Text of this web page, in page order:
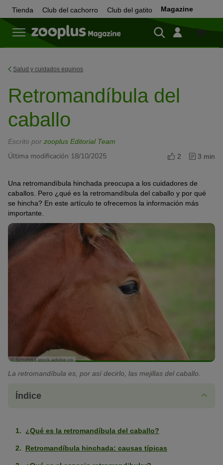
Tienda Club del cachorro Club del gatito Magazine
Tienda
Salud y cuidados equinos
Retromandíbula del
caballo
Escrito por zooplus Editorial Team
Última modificación 18/10/2025 2 3 min
Una retromandíbula hinchada preocupa a los cuidadores de
caballos. Pero ¿qué es la retromandíbula del caballo y por qué
se hincha? En este artículo te ofrecemos la información más
importante.
© Schohn / stock.adobe.co
La retromandíbula es, por así decirlo, las mejillas del caballo.
Índice
¿Qué es la retromandíbula del caballo?
Retromandíbula hinchada: causas típicas